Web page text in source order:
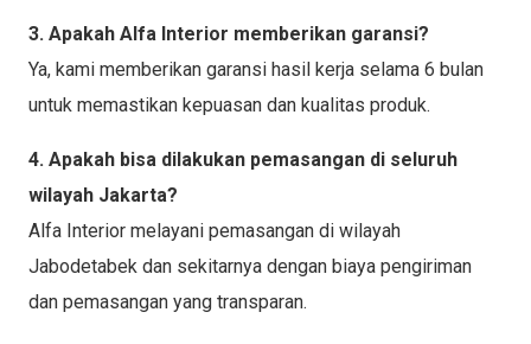
3. Apakah Alfa Interior memberikan garansi?
Ya, kami memberikan garansi hasil kerja selama 6 bulan
untuk memastikan kepuasan dan kualitas produk.
4. Apakah bisa dilakukan pemasangan di seluruh
wilayah Jakarta?
Alfa Interior melayani pemasangan di wilayah
Jabodetabek dan sekitarnya dengan biaya pengiriman
dan pemasangan yang transparan.